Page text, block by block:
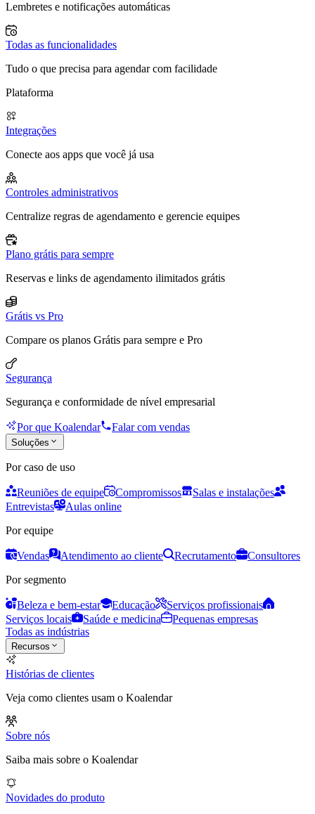
Lembretes e notificações automáticas
Todas as funcionalidades
Tudo o que precisa para agendar com facilidade
Plataforma
Integrações
Conecte aos apps que você já usa
Controles administrativos
Centralize regras de agendamento e gerencie equipes
Plano grátis para sempre
Reservas e links de agendamento ilimitados grátis
Grátis vs Pro
Compare os planos Grátis para sempre e Pro
Segurança
Segurança e conformidade de nível empresarial
Por que Koalendar Falar com vendas
Soluções
Por caso de uso
Reuniões de equipe Compromissos
Salas e instalações
Entrevistas
Aulas online
Por equipe
Vendas Atendimento ao cliente Recrutamento
Consultores
Por segmento
Beleza e bem-estar Educação
Serviços profissionais
Serviços locais
Saúde e medicina
Pequenas empresas
Todas as indústrias
Recursos
Histórias de clientes
Veja como clientes usam o Koalendar
Sobre nós
Saiba mais sobre o Koalendar
Novidades do produto